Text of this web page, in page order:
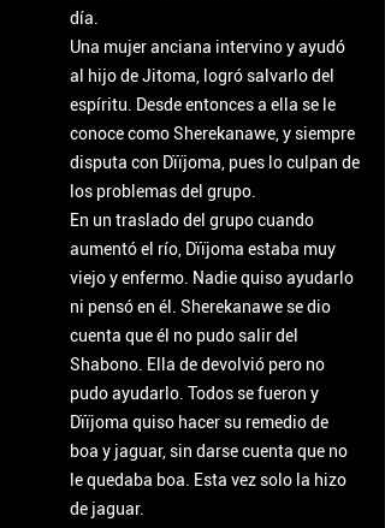
día.
Una mujer anciana intervino y ayudó
al hijo de Jitoma, logró salvarlo del
espíritu. Desde entonces a ella se le
conoce como Sherekanawe, y siempre
disputa con Dïïjoma, pues lo culpan de
los problemas del grupo.
En un traslado del grupo cuando
aumentó el río, Dïïjoma estaba muy
viejo y enfermo. Nadie quiso ayudarlo
ni pensó en él. Sherekanawe se dio
cuenta que él no pudo salir del
Shabono. Ella de devolvió pero no
pudo ayudarlo. Todos se fueron y
Dïïjoma quiso hacer su remedio de
boa y jaguar, sin darse cuenta que no
le quedaba boa. Esta vez solo la hizo
de jaguar.